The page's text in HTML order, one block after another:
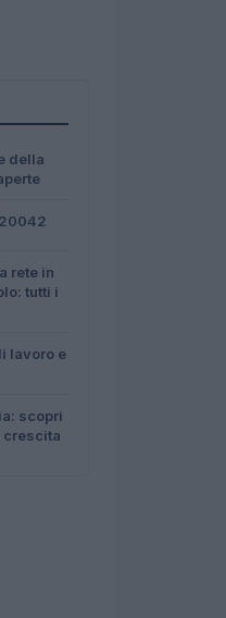
della
rete in
tutti i
lavoro e
scopri
crescita